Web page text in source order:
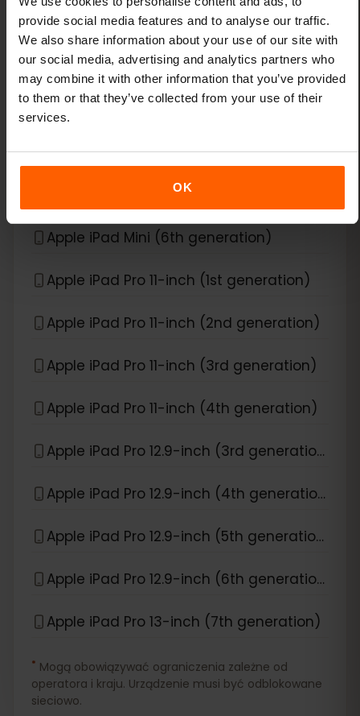
provide social media features and to analyse our traffic.
We also share information about your use of our site with
our social media, advertising and analytics partners who
may combine it with other information that you’ve provided
to them or that they’ve collected from your use of their
services.
OK
Apple iPad Air (3rd generation)
Apple iPad Air (4th generation)
Apple iPad Air (5th generation)
Apple iPad Air (6th generation)
Apple iPad Mini (5th generation)
Apple iPad Mini (6th generation)
Apple iPad Pro 11-inch (1st generation)
Apple iPad Pro 11-inch (2nd generation)
Apple iPad Pro 11-inch (3rd generation)
Apple iPad Pro 11-inch (4th generation)
Apple iPad Pro 12.9-inch (3rd generation)
Apple iPad Pro 12.9-inch (4th generation)
Apple iPad Pro 12.9-inch (5th generation)
Apple iPad Pro 12.9-inch (6th generation)
Apple iPad Pro 13-inch (7th generation)
* Mogą obowiązywać ograniczenia zależne od
operatora i kraju. Urządzenie musi być odblokowane
sieciowo.